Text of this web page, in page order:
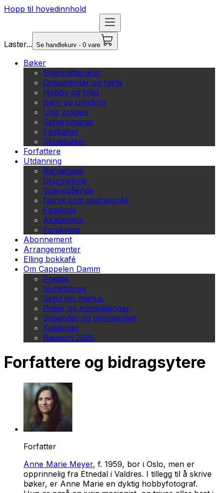
Hopp til hovedinnhold
Laster... Se handlekurv - 0 vare
Bøker
Skjønnlitteratur
Dokumentar og fakta
Hobby og fritid
Barn og ungdom
Ung voksen
Serieromaner
Fagbøker
Skolebøker
Forfattere
Utdanning
Barnehage
Grunnskole
Videregående
Norsk som andrespråk
Fagskole
Akademisk
Forskning
Abonnement
Arrangementer
Elling bokkafé
Om Cappelen Damm
Presse
Nyhetsbrev
Send inn manus
Priser og nominasjoner
Stipender og minnepriser
Kataloger
Rapport 2025
Forfattere og bidragsytere
Forfatter
Anne Marie Meyer, f. 1959, bor i Oslo, men er
opprinnelig fra Etnedal i Valdres. I tillegg til å skrive
bøker, er Anne Marie en dyktig hobbyfotograf.